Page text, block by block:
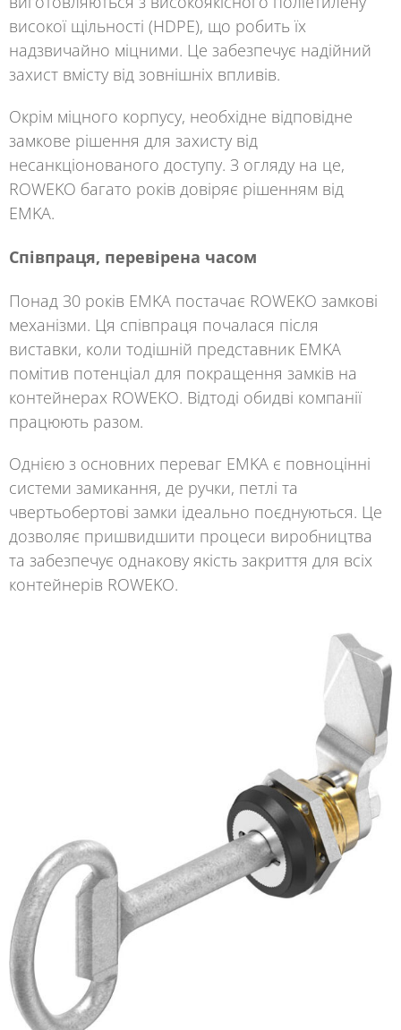
високої щільності (HDPE), що робить їх
надзвичайно міцними. Це забезпечує надійний
захист вмісту від зовнішніх впливів.
Окрім міцного корпусу, необхідне відповідне
замкове рішення для захисту від
несанкціонованого доступу. З огляду на це,
ROWEKO багато років довіряє рішенням від
EMKA.
Співпраця, перевірена часом
Понад 30 років EMKA постачає ROWEKO замкові
механізми. Ця співпраця почалася після
виставки, коли тодішній представник EMKA
помітив потенціал для покращення замків на
контейнерах ROWEKO. Відтоді обидві компанії
працюють разом.
Однією з основних переваг EMKA є повноцінні
системи замикання, де ручки, петлі та
чвертьобертові замки ідеально поєднуються. Це
дозволяє пришвидшити процеси виробництва
та забезпечує однакову якість закриття для всіх
контейнерів ROWEKO.